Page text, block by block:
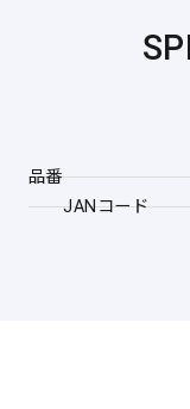
品番
JANコード